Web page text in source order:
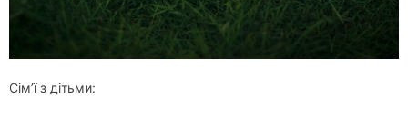
Сім’ї з дітьми: